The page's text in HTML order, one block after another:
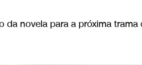
novela para a próxima trama